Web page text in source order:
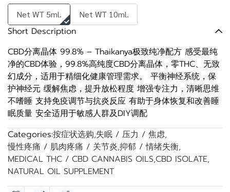
Net WT 5ml. Net WT 10ml.
Short Description
CBD分离晶体 99.8% – Thaikanya极致纯净配方 感受最纯
净的CBD体验，99.8%高纯度CBD分离晶体，零THC、无致
幻成分，适用于精细化健康管理需求。 平衡神经系统，保
护神经元 缓解焦虑，提升放松程度 增强专注力，清晰思维
不嗜睡 支持免疫调节与抗炎反应 有助于身体恢复和改善睡
眠质量 安全适用于敏感人群及DIY调配
Categories:按症状选购,失眠 / 压力 / 焦虑,
慢性疼痛 / 肌肉疼痛 / 关节炎,抑郁 / 情绪失衡,
MEDICAL THC / CBD CANNABIS OILS,CBD ISOLATE,
NATURAL OIL SUPPLEMENT